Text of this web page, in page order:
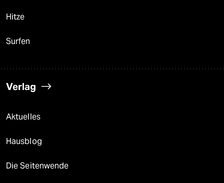
Hitze
Surfen
Verlag
Aktuelles
Hausblog
Die Seitenwende